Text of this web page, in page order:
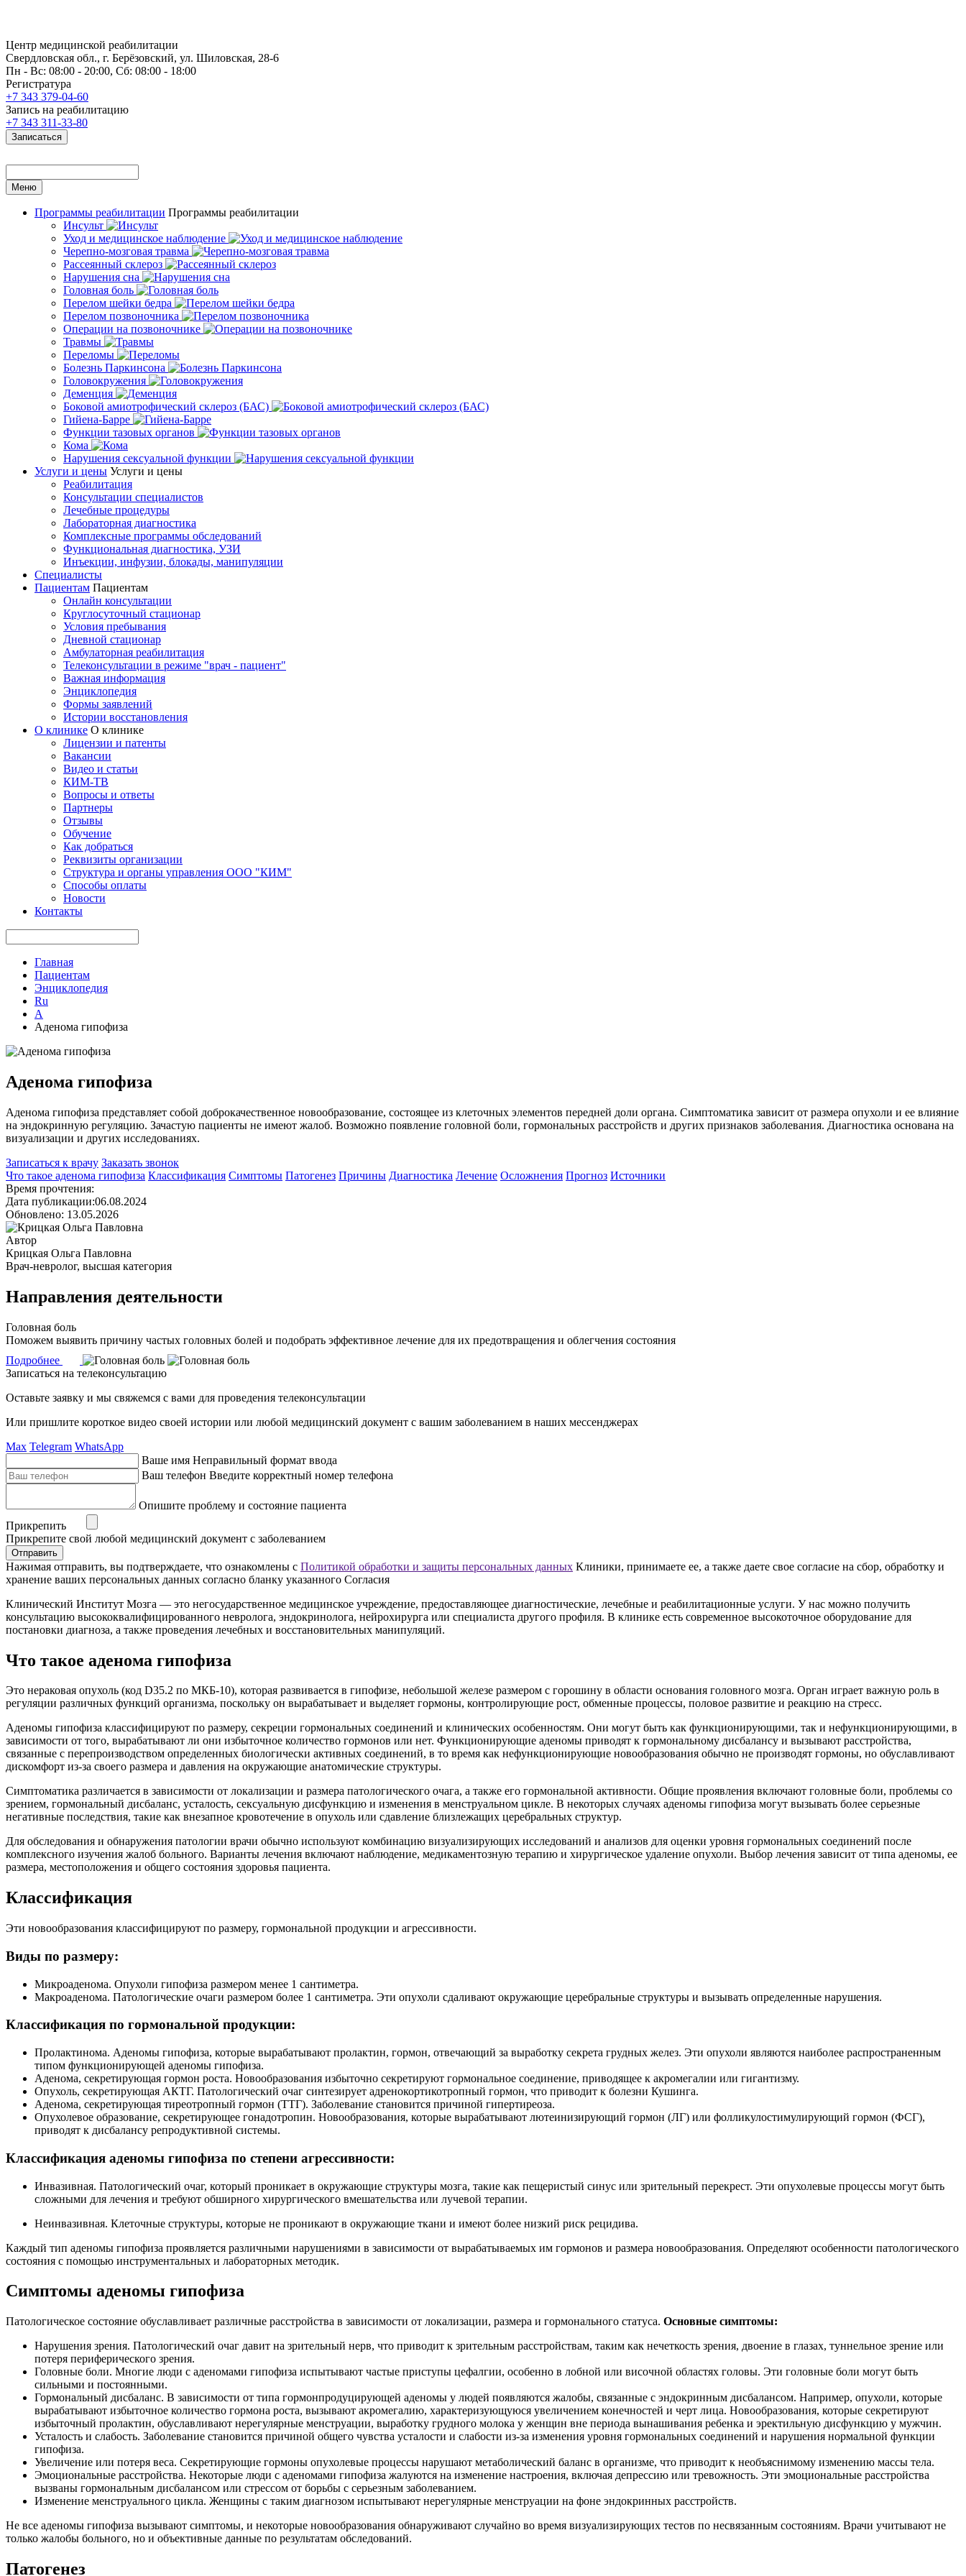
Центр медицинской реабилитации
Свердловская обл., г. Берёзовский, ул. Шиловская, 28-6
Пн - Вс: 08:00 - 20:00, Сб: 08:00 - 18:00
Регистратура
+7 343 379-04-60
Запись на реабилитацию
+7 343 311-33-80
Записаться
Меню
Программы реабилитации Программы реабилитации
Инсульт
Уход и медицинское наблюдение
Черепно-мозговая травма
Рассеянный склероз
Нарушения сна
Головная боль
Перелом шейки бедра
Перелом позвоночника
Операции на позвоночнике
Травмы
Переломы
Болезнь Паркинсона
Головокружения
Деменция
Боковой амиотрофический склероз (БАС)
Гийена-Барре
Функции тазовых органов
Кома
Нарушения сексуальной функции
Услуги и цены Услуги и цены
Реабилитация
Консультации специалистов
Лечебные процедуры
Лабораторная диагностика
Комплексные программы обследований
Функциональная диагностика, УЗИ
Инъекции, инфузии, блокады, манипуляции
Специалисты
Пациентам Пациентам
Онлайн консультации
Круглосуточный стационар
Условия пребывания
Дневной стационар
Амбулаторная реабилитация
Телеконсультации в режиме "врач - пациент"
Важная информация
Энциклопедия
Формы заявлений
Истории восстановления
О клинике О клинике
Лицензии и патенты
Вакансии
Видео и статьи
КИМ-ТВ
Вопросы и ответы
Партнеры
Отзывы
Обучение
Как добраться
Реквизиты организации
Структура и органы управления ООО "КИМ"
Способы оплаты
Новости
Контакты
Главная
Пациентам
Энциклопедия
Ru
А
Аденома гипофиза
Аденома гипофиза
Аденома гипофиза представляет собой доброкачественное новообразование, состоящее из клеточных элементов передней доли органа. Симптоматика зависит от размера опухоли и ее влияние
на эндокринную регуляцию. Зачастую пациенты не имеют жалоб. Возможно появление головной боли, гормональных расстройств и других признаков заболевания. Диагностика основана на
визуализации и других исследованиях.
Записаться к врачу Заказать звонок
Что такое аденома гипофиза Классификация Симптомы Патогенез Причины Диагностика Лечение Осложнения Прогноз Источники
Время прочтения:
Дата публикации:06.08.2024
Обновлено: 13.05.2026
Автор
Крицкая Ольга Павловна
Врач-невролог, высшая категория
Направления деятельности
Головная боль
Поможем выявить причину частых головных болей и подобрать эффективное лечение для их предотвращения и облегчения состояния
Подробнее
Записаться на телеконсультацию
Оставьте заявку и мы свяжемся с вами для проведения телеконсультации
Или пришлите короткое видео своей истории или любой медицинский документ с вашим заболеванием в наших мессенджерах
Max Telegram WhatsApp
Ваше имя Неправильный формат ввода
Ваш телефон Введите корректный номер телефона
Опишите проблему и состояние пациента
Прикрепить
Прикрепите свой любой медицинский документ с заболеванием
Отправить
Нажимая отправить, вы подтверждаете, что ознакомлены с Политикой обработки и защиты персональных данных Клиники, принимаете ее, а также даете свое согласие на сбор, обработку и
хранение ваших персональных данных согласно бланку указанного Согласия
Клинический Институт Мозга — это негосударственное медицинское учреждение, предоставляющее диагностические, лечебные и реабилитационные услуги. У нас можно получить
консультацию высококвалифицированного невролога, эндокринолога, нейрохирурга или специалиста другого профиля. В клинике есть современное высокоточное оборудование для
постановки диагноза, а также проведения лечебных и восстановительных манипуляций.
Что такое аденома гипофиза
Это нераковая опухоль (код D35.2 по МКБ-10), которая развивается в гипофизе, небольшой железе размером с горошину в области основания головного мозга. Орган играет важную роль в
регуляции различных функций организма, поскольку он вырабатывает и выделяет гормоны, контролирующие рост, обменные процессы, половое развитие и реакцию на стресс.
Аденомы гипофиза классифицируют по размеру, секреции гормональных соединений и клинических особенностям. Они могут быть как функционирующими, так и нефункционирующими, в
зависимости от того, вырабатывают ли они избыточное количество гормонов или нет. Функционирующие аденомы приводят к гормональному дисбалансу и вызывают расстройства,
связанные с перепроизводством определенных биологически активных соединений, в то время как нефункционирующие новообразования обычно не производят гормоны, но обуславливают
дискомфорт из-за своего размера и давления на окружающие анатомические структуры.
Симптоматика различается в зависимости от локализации и размера патологического очага, а также его гормональной активности. Общие проявления включают головные боли, проблемы со
зрением, гормональный дисбаланс, усталость, сексуальную дисфункцию и изменения в менструальном цикле. В некоторых случаях аденомы гипофиза могут вызывать более серьезные
негативные последствия, такие как внезапное кровотечение в опухоль или сдавление близлежащих церебральных структур.
Для обследования и обнаружения патологии врачи обычно используют комбинацию визуализирующих исследований и анализов для оценки уровня гормональных соединений после
комплексного изучения жалоб больного. Варианты лечения включают наблюдение, медикаментозную терапию и хирургическое удаление опухоли. Выбор лечения зависит от типа аденомы, ее
размера, местоположения и общего состояния здоровья пациента.
Классификация
Эти новообразования классифицируют по размеру, гормональной продукции и агрессивности.
Виды по размеру:
Микроаденома. Опухоли гипофиза размером менее 1 сантиметра.
Макроаденома. Патологические очаги размером более 1 сантиметра. Эти опухоли сдаливают окружающие церебральные структуры и вызывать определенные нарушения.
Классификация по гормональной продукции:
Пролактинома. Аденомы гипофиза, которые вырабатывают пролактин, гормон, отвечающий за выработку секрета грудных желез. Эти опухоли являются наиболее распространенным
типом функционирующей аденомы гипофиза.
Аденома, секретирующая гормон роста. Новообразования избыточно секретируют гормональное соединение, приводящее к акромегалии или гигантизму.
Опухоль, секретирующая АКТГ. Патологический очаг синтезирует адренокортикотропный гормон, что приводит к болезни Кушинга.
Аденома, секретирующая тиреотропный гормон (ТТГ). Заболевание становится причиной гипертиреоза.
Опухолевое образование, секретирующее гонадотропин. Новообразования, которые вырабатывают лютеинизирующий гормон (ЛГ) или фолликулостимулирующий гормон (ФСГ),
приводят к дисбалансу репродуктивной системы.
Классификация аденомы гипофиза по степени агрессивности:
Инвазивная. Патологический очаг, который проникает в окружающие структуры мозга, такие как пещеристый синус или зрительный перекрест. Эти опухолевые процессы могут быть
сложными для лечения и требуют обширного хирургического вмешательства или лучевой терапии.
Неинвазивная. Клеточные структуры, которые не проникают в окружающие ткани и имеют более низкий риск рецидива.
Каждый тип аденомы гипофиза проявляется различными нарушениями в зависимости от вырабатываемых им гормонов и размера новообразования. Определяют особенности патологического
состояния с помощью инструментальных и лабораторных методик.
Симптомы аденомы гипофиза
Патологическое состояние обуславливает различные расстройства в зависимости от локализации, размера и гормонального статуса. Основные симптомы:
Нарушения зрения. Патологический очаг давит на зрительный нерв, что приводит к зрительным расстройствам, таким как нечеткость зрения, двоение в глазах, туннельное зрение или
потеря периферического зрения.
Головные боли. Многие люди с аденомами гипофиза испытывают частые приступы цефалгии, особенно в лобной или височной областях головы. Эти головные боли могут быть
сильными и постоянными.
Гормональный дисбаланс. В зависимости от типа гормонпродуцирующей аденомы у людей появляются жалобы, связанные с эндокринным дисбалансом. Например, опухоли, которые
вырабатывают избыточное количество гормона роста, вызывают акромегалию, характеризующуюся увеличением конечностей и черт лица. Новообразования, которые секретируют
избыточный пролактин, обуславливают нерегулярные менструации, выработку грудного молока у женщин вне периода вынашивания ребенка и эректильную дисфункцию у мужчин.
Усталость и слабость. Заболевание становится причиной общего чувства усталости и слабости из-за изменения уровня гормональных соединений и нарушения нормальной функции
гипофиза.
Увеличение или потеря веса. Секретирующие гормоны опухолевые процессы нарушают метаболический баланс в организме, что приводит к необъяснимому изменению массы тела.
Эмоциональные расстройства. Некоторые люди с аденомами гипофиза жалуются на изменение настроения, включая депрессию или тревожность. Эти эмоциональные расстройства
вызваны гормональным дисбалансом или стрессом от борьбы с серьезным заболеванием.
Изменение менструального цикла. Женщины с таким диагнозом испытывают нерегулярные менструации на фоне эндокринных расстройств.
Не все аденомы гипофиза вызывают симптомы, и некоторые новообразования обнаруживают случайно во время визуализирующих тестов по несвязанным состояниям. Врачи учитывают не
только жалобы больного, но и объективные данные по результатам обследований.
Патогенез